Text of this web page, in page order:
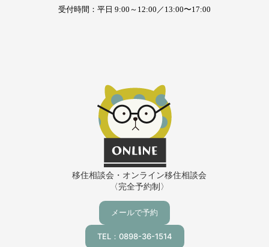
受付時間：平日 9:00～12:00／13:00〜17:00
移住相談会・オンライン移住相談会
〈完全予約制〉
メールで予約
TEL：0898-36-1514